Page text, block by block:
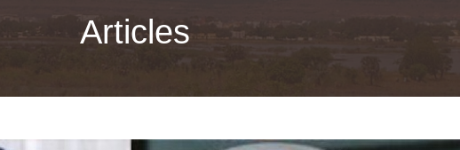
Articles